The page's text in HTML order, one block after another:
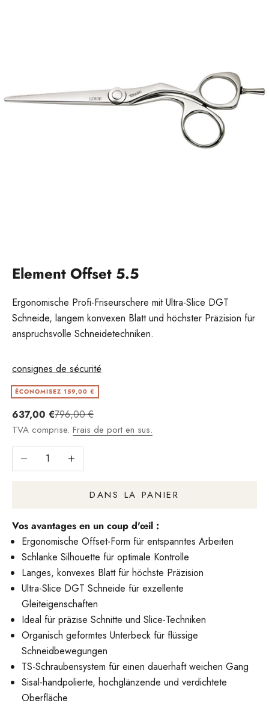
Element Offset 5.5
Ergonomische Profi-Friseurschere mit Ultra-Slice DGT
Schneide, langem konvexen Blatt und höchster Präzision für
anspruchsvolle Schneidetechniken.
consignes de sécurité
ÉCONOMISEZ 159,00 €
Angebot
637,00 €Regulärer Preis
796,00 €
TVA comprise. Frais de port en sus.
Réduire le nombreAugmenter le nombre
DANS LA PANIER
Vos avantages en un coup d'œil :
Ergonomische Offset-Form für entspanntes Arbeiten
Schlanke Silhouette für optimale Kontrolle
Langes, konvexes Blatt für höchste Präzision
Ultra-Slice DGT Schneide für exzellente
Gleiteigenschaften
Ideal für präzise Schnitte und Slice-Techniken
Organisch geformtes Unterbeck für flüssige
Schneidbewegungen
TS-Schraubensystem für einen dauerhaft weichen Gang
Sisal-handpolierte, hochglänzende und verdichtete
Oberfläche